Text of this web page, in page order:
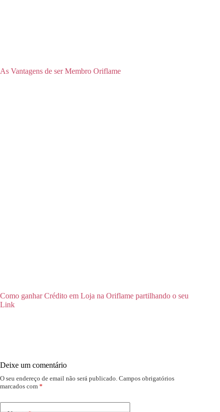
As Vantagens de ser Membro Oriflame
Como ganhar Crédito em Loja na Oriflame partilhando o seu
Link
Deixe um comentário
O seu endereço de email não será publicado. Campos obrigatórios
marcados com *